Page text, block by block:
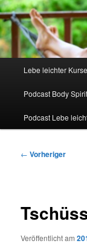
Lebe leichter Kurse
Podcast Body
Podcast Lebe
Beitragsnavigation
← Vorheriger
Veröffentlicht am